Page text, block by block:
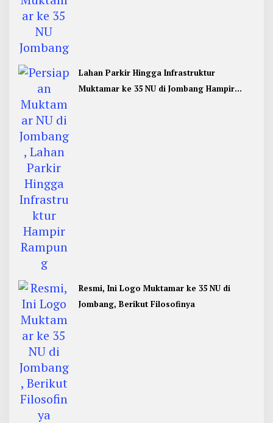
Lahan Parkir Hingga Infrastruktur
Muktamar ke 35 NU di Jombang Hampir
Resmi, Ini Logo Muktamar ke 35 NU di
Jombang, Berikut Filosofinya